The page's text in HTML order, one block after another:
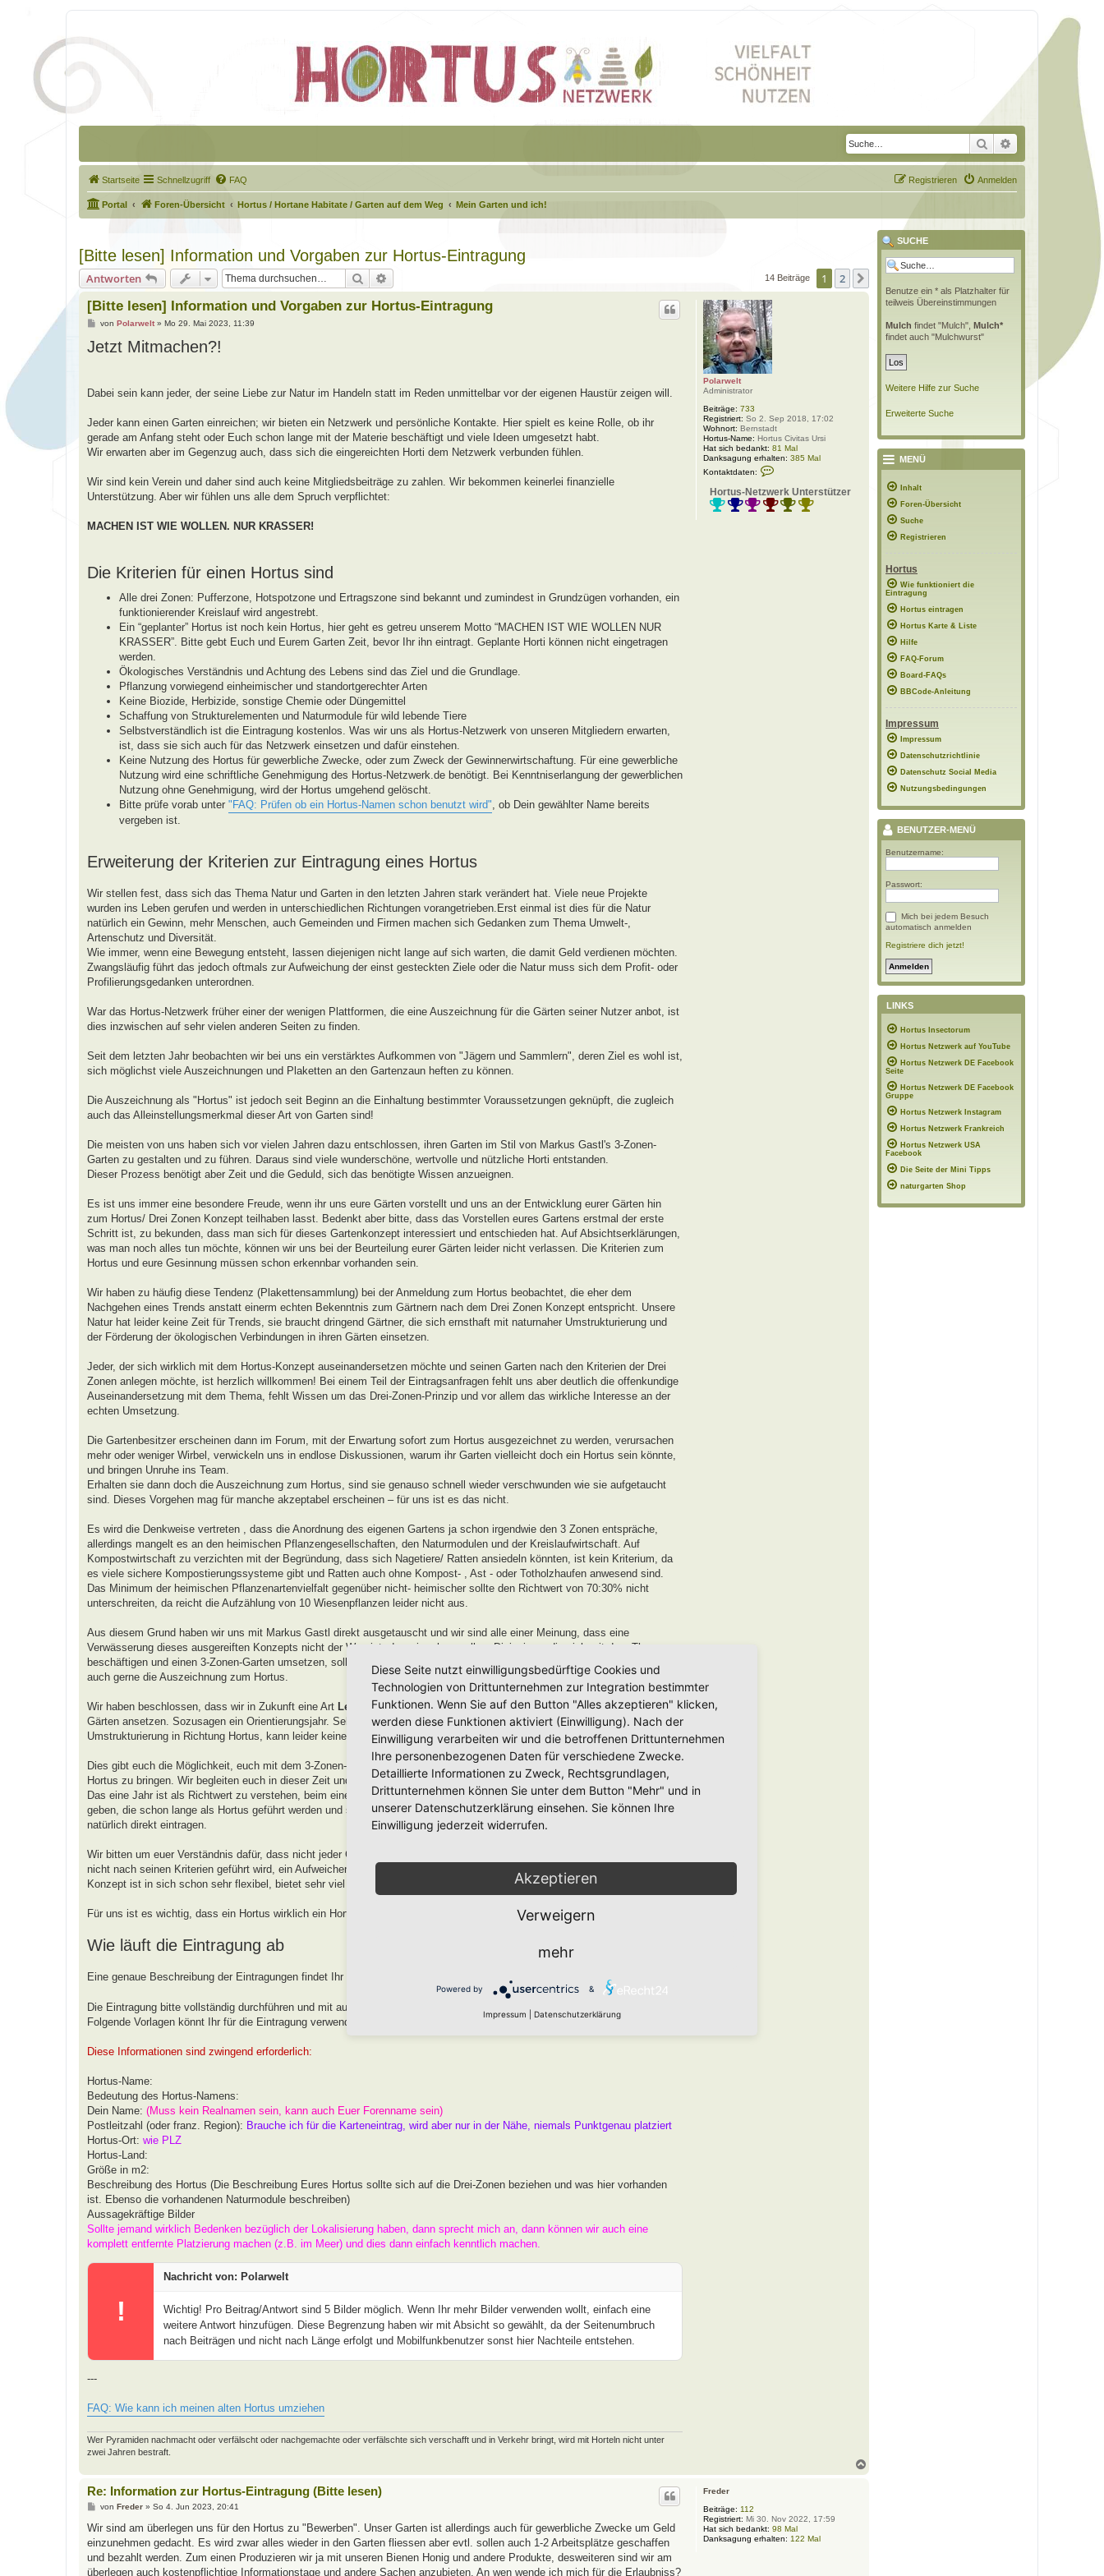
Suche Erweiterte Suche
Startseite Schnellzugriff FAQ Anmelden
Registrieren
Portal Foren-Übersicht Hortus / Hortane Habitate / Garten auf dem Weg Mein Garten und ich!
[Bitte lesen] Information und Vorgaben zur Hortus-Eintragung
Antworten Suche 14 Beiträge 1 2
Polarwelt
Administrator
Beiträge: 733
Registriert: So 2. Sep 2018, 17:02
Wohnort: Bernstadt
Hortus-Name: Hortus Civitas Ursi
Hat sich bedankt: 81 Mal
Danksagung erhalten: 385 Mal
Kontaktdaten:
t
a
Hortus-Netzwerk Unterstützer
[Bitte lesen] Information und Vorgaben zur Hortus-Eintragung
B
i
t
von Polarwelt» Mo 29. Mai 2023, 11:39
Jetzt Mitmachen?!
Dabei sein kann jeder, der seine Liebe zur Natur im Handeln statt im Reden unmittelbar vor der eigenen Haustür zeigen will.
Jeder kann einen Garten einreichen; wir bieten ein Netzwerk und persönliche Kontakte. Hier spielt es keine Rolle, ob ihr
gerade am Anfang steht oder Euch schon lange mit der Materie beschäftigt und viele Ideen umgesetzt habt.
Wir erwarten aber im Gegenzug auch, dass sich die eingereichten Horti dem Netzwerk verbunden fühlen.
Wir sind kein Verein und daher sind auch keine Mitgliedsbeiträge zu zahlen. Wir bekommen keinerlei finanzielle
Unterstützung. Aber wir fühlen uns alle dem Spruch verpflichtet:
MACHEN IST WIE WOLLEN. NUR KRASSER!
Die Kriterien für einen Hortus sind
Alle drei Zonen: Pufferzone, Hotspotzone und Ertragszone sind bekannt und zumindest in Grundzügen vorhanden, ein
funktionierender Kreislauf wird angestrebt.
Ein “geplanter” Hortus ist noch kein Hortus, hier geht es getreu unserem Motto “MACHEN IST WIE WOLLEN NUR
KRASSER”. Bitte gebt Euch und Eurem Garten Zeit, bevor Ihr ihn eintragt. Geplante Horti können nicht eingetragen
werden.
Ökologisches Verständnis und Achtung des Lebens sind das Ziel und die Grundlage.
Pflanzung vorwiegend einheimischer und standortgerechter Arten
Keine Biozide, Herbizide, sonstige Chemie oder Düngemittel
Schaffung von Strukturelementen und Naturmodule für wild lebende Tiere
Selbstverständlich ist die Eintragung kostenlos. Was wir uns als Hortus-Netzwerk von unseren Mitgliedern erwarten,
ist, dass sie sich auch für das Netzwerk einsetzen und dafür einstehen.
Keine Nutzung des Hortus für gewerbliche Zwecke, oder zum Zweck der Gewinnerwirtschaftung. Für eine gewerbliche
Nutzung wird eine schriftliche Genehmigung des Hortus-Netzwerk.de benötigt. Bei Kenntniserlangung der gewerblichen
Nutzung ohne Genehmigung, wird der Hortus umgehend gelöscht.
Bitte prüfe vorab unter "FAQ: Prüfen ob ein Hortus-Namen schon benutzt wird", ob Dein gewählter Name bereits
vergeben ist.
Erweiterung der Kriterien zur Eintragung eines Hortus
Wir stellen fest, dass sich das Thema Natur und Garten in den letzten Jahren stark verändert hat. Viele neue Projekte
wurden ins Leben gerufen und werden in unterschiedlichen Richtungen vorangetrieben.Erst einmal ist dies für die Natur
natürlich ein Gewinn, mehr Menschen, auch Gemeinden und Firmen machen sich Gedanken zum Thema Umwelt-,
Artenschutz und Diversität.
Wie immer, wenn eine Bewegung entsteht, lassen diejenigen nicht lange auf sich warten, die damit Geld verdienen möchten.
Zwangsläufig führt das jedoch oftmals zur Aufweichung der einst gesteckten Ziele oder die Natur muss sich dem Profit- oder
Profilierungsgedanken unterordnen.
War das Hortus-Netzwerk früher einer der wenigen Plattformen, die eine Auszeichnung für die Gärten seiner Nutzer anbot, ist
dies inzwischen auf sehr vielen anderen Seiten zu finden.
Seit dem letzten Jahr beobachten wir bei uns ein verstärktes Aufkommen von "Jägern und Sammlern", deren Ziel es wohl ist,
sich möglichst viele Auszeichnungen und Plaketten an den Gartenzaun heften zu können.
Die Auszeichnung als "Hortus" ist jedoch seit Beginn an die Einhaltung bestimmter Voraussetzungen geknüpft, die zugleich
auch das Alleinstellungsmerkmal dieser Art von Garten sind!
Die meisten von uns haben sich vor vielen Jahren dazu entschlossen, ihren Garten im Stil von Markus Gastl's 3-Zonen-
Garten zu gestalten und zu führen. Daraus sind viele wunderschöne, wertvolle und nützliche Horti entstanden.
Dieser Prozess benötigt aber Zeit und die Geduld, sich das benötigte Wissen anzueignen.
Es ist uns immer eine besondere Freude, wenn ihr uns eure Gärten vorstellt und uns an der Entwicklung eurer Gärten hin
zum Hortus/ Drei Zonen Konzept teilhaben lasst. Bedenkt aber bitte, dass das Vorstellen eures Gartens erstmal der erste
Schritt ist, zu bekunden, dass man sich für dieses Gartenkonzept interessiert und entschieden hat. Auf Absichtserklärungen,
was man noch alles tun möchte, können wir uns bei der Beurteilung eurer Gärten leider nicht verlassen. Die Kriterien zum
Hortus und eure Gesinnung müssen schon erkennbar vorhanden sein.
Wir haben zu häufig diese Tendenz (Plakettensammlung) bei der Anmeldung zum Hortus beobachtet, die eher dem
Nachgehen eines Trends anstatt einerm echten Bekenntnis zum Gärtnern nach dem Drei Zonen Konzept entspricht. Unsere
Natur hat leider keine Zeit für Trends, sie braucht dringend Gärtner, die sich ernsthaft mit naturnaher Umstrukturierung und
der Förderung der ökologischen Verbindungen in ihren Gärten einsetzen.
Jeder, der sich wirklich mit dem Hortus-Konzept auseinandersetzen möchte und seinen Garten nach den Kriterien der Drei
Zonen anlegen möchte, ist herzlich willkommen! Bei einem Teil der Eintragsanfragen fehlt uns aber deutlich die offenkundige
Auseinandersetzung mit dem Thema, fehlt Wissen um das Drei-Zonen-Prinzip und vor allem das wirkliche Interesse an der
echten Umsetzung.
Die Gartenbesitzer erscheinen dann im Forum, mit der Erwartung sofort zum Hortus ausgezeichnet zu werden, verursachen
mehr oder weniger Wirbel, verwickeln uns in endlose Diskussionen, warum ihr Garten vielleicht doch ein Hortus sein könnte,
und bringen Unruhe ins Team.
Erhalten sie dann doch die Auszeichnung zum Hortus, sind sie genauso schnell wieder verschwunden wie sie aufgetaucht
sind. Dieses Vorgehen mag für manche akzeptabel erscheinen – für uns ist es das nicht.
Es wird die Denkweise vertreten , dass die Anordnung des eigenen Gartens ja schon irgendwie den 3 Zonen entspräche,
allerdings mangelt es an den heimischen Pflanzengesellschaften, den Naturmodulen und der Kreislaufwirtschaft. Auf
Kompostwirtschaft zu verzichten mit der Begründung, dass sich Nagetiere/ Ratten ansiedeln könnten, ist kein Kriterium, da
es viele sichere Kompostierungssysteme gibt und Ratten auch ohne Kompost- , Ast - oder Totholzhaufen anwesend sind.
Das Minimum der heimischen Pflanzenartenvielfalt gegenüber nicht- heimischer sollte den Richtwert von 70:30% nicht
unterschreiten, da reicht die Aufzählung von 10 Wiesenpflanzen leider nicht aus.
Aus diesem Grund haben wir uns mit Markus Gastl direkt ausgetauscht und wir sind alle einer Meinung, dass eine
Verwässerung dieses ausgereiften Konzepts nicht der Weg ist, den wir gehen wollen. Diejenigen, die sich mit dem Thema
beschäftigen und einen 3-Zonen-Garten umsetzen, sollen mit recht Stolz auf ihr Werk sein können, und an die verleihen wir
auch gerne die Auszeichnung zum Hortus.
Wir haben beschlossen, dass wir in Zukunft eine Art Lehr- und Entwicklungszeit von einem Jahrfür neu eingereichte
Gärten ansetzen. Sozusagen ein Orientierungsjahr. Sehen wir in dieser Zeit keinerlei Weiterentwicklung oder
Umstrukturierung in Richtung Hortus, kann leider keine Auszeichnung von uns ausgesprochen werden.
Dies gibt euch die Möglichkeit, euch mit dem 3-Zonen-Modell auseinanderzusetzen und euren Garten auf den Weg zu einem
Hortus zu bringen. Wir begleiten euch in dieser Zeit und werden euch mit Tipps und Tricks unterstützen.
Das eine Jahr ist als Richtwert zu verstehen, beim einen mag es länger, beim anderen kürzer sein. Es mag auch Gärten
geben, die schon lange als Hortus geführt werden und sich nach Jahren einfach eintragen lassen möchten, diese werden wir
natürlich direkt eintragen.
Wir bitten um euer Verständnis dafür, dass nicht jeder Garten den " Namen HORTUS nach Markus Gastl" tragen kann, der
nicht nach seinen Kriterien geführt wird, ein Aufweichen oder Beugen der Kriterien ist nicht zielführend. Das Drei Zonen
Konzept ist in sich schon sehr flexibel, bietet sehr viel Raum und ausreichend Chancen zur Entwicklung.
Für uns ist es wichtig, dass ein Hortus wirklich ein Hortus ist und kein Garten, an dem ein Schild hängt.
Wie läuft die Eintragung ab
Eine genaue Beschreibung der Eintragungen findet Ihr unter Wie funktioniert die Eintragung Eurer Gartenprojekte
Die Eintragung bitte vollständig durchführen und mit aussagekräftigen Fotos unterlegen.
Folgende Vorlagen könnt Ihr für die Eintragung verwenden.
Diese Informationen sind zwingend erforderlich:
Hortus-Name:
Bedeutung des Hortus-Namens:
Dein Name: (Muss kein Realnamen sein, kann auch Euer Forenname sein)
Postleitzahl (oder franz. Region): Brauche ich für die Karteneintrag, wird aber nur in der Nähe, niemals Punktgenau platziert
Hortus-Ort: wie PLZ
Hortus-Land:
Größe in m2:
Beschreibung des Hortus (Die Beschreibung Eures Hortus sollte sich auf die Drei-Zonen beziehen und was hier vorhanden
ist. Ebenso die vorhandenen Naturmodule beschreiben)
Aussagekräftige Bilder
Sollte jemand wirklich Bedenken bezüglich der Lokalisierung haben, dann sprecht mich an, dann können wir auch eine
komplett entfernte Platzierung machen (z.B. im Meer) und dies dann einfach kenntlich machen.
!
Nachricht von: Polarwelt
Wichtig! Pro Beitrag/Antwort sind 5 Bilder möglich. Wenn Ihr mehr Bilder verwenden wollt, einfach eine
weitere Antwort hinzufügen. Diese Begrenzung haben wir mit Absicht so gewählt, da der Seitenumbruch
nach Beiträgen und nicht nach Länge erfolgt und Mobilfunkbenutzer sonst hier Nachteile entstehen.
---
FAQ: Wie kann ich meinen alten Hortus umziehen
Wer Pyramiden nachmacht oder verfälscht oder nachgemachte oder verfälschte sich verschafft und in Verkehr bringt, wird mit Horteln nicht unter
zwei Jahren bestraft.
Freder
Beiträge: 112
Registriert: Mi 30. Nov 2022, 17:59
Hat sich bedankt: 98 Mal
Danksagung erhalten: 122 Mal
Re: Information zur Hortus-Eintragung (Bitte lesen)
B
i
r
a
von Freder» So 4. Jun 2023, 20:41
Wir sind am überlegen uns für den Hortus zu "Bewerben". Unser Garten ist allerdings auch für gewerbliche Zwecke um Geld
einzunehmen gedacht. Es wird zwar alles wieder in den Garten fliessen aber evtl. sollen auch 1-2 Arbeitsplätze geschaffen
und bezahlt werden. Zum einen Produzieren wir ja mit unseren Bienen Honig und andere Produkte, desweiteren sind wir am
überlegen auch kostenpflichtige Informationstage und andere Sachen anzubieten. An wen wende ich mich für die Erlaubniss?
SUCHE
Benutze ein * als Platzhalter für
teilweis Übereinstimmungen
Mulch findet "Mulch", Mulch*
findet auch "Mulchwurst"
Weitere Hilfe zur Suche
Erweiterte Suche
MENÜ
Inhalt
Foren-Übersicht
Suche
Registrieren
Hortus
Wie funktioniert die
Eintragung
Hortus eintragen
Hortus Karte & Liste
Hilfe
FAQ-Forum
Board-FAQs
BBCode-Anleitung
Impressum
Impressum
Datenschutzrichtlinie
Datenschutz Social Media
Nutzungsbedingungen
BENUTZER-MENÜ
Benutzername:
Passwort:
Mich bei jedem Besuch
automatisch anmelden
Registriere dich jetzt!
LINKS
Hortus Insectorum
Hortus Netzwerk auf YouTube
Hortus Netzwerk DE Facebook
Seite
Hortus Netzwerk DE Facebook
Gruppe
Hortus Netzwerk Instagram
Hortus Netzwerk Frankreich
Hortus Netzwerk USA
Facebook
Die Seite der Mini Tipps
naturgarten Shop
Diese Seite nutzt einwilligungsbedürftige Cookies und
Technologien von Drittunternehmen zur Integration bestimmter
Funktionen. Wenn Sie auf den Button "Alles akzeptieren" klicken,
werden diese Funktionen aktiviert (Einwilligung). Nach der
Einwilligung verarbeiten wir und die betroffenen Drittunternehmen
Ihre personenbezogenen Daten für verschiedene Zwecke.
Detaillierte Informationen zu Zweck, Rechtsgrundlagen,
Drittunternehmen können Sie unter dem Button "Mehr" und in
unserer Datenschutzerklärung einsehen. Sie können Ihre
Einwilligung jederzeit widerrufen.
Akzeptieren
Verweigern
mehr
Powered by &
Impressum Datenschutzerklärung